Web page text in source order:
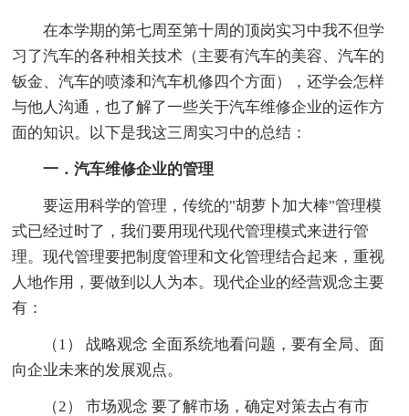
在本学期的第七周至第十周的顶岗实习中我不但学
习了汽车的各种相关技术（主要有汽车的美容、汽车的
钣金、汽车的喷漆和汽车机修四个方面），还学会怎样
与他人沟通，也了解了一些关于汽车维修企业的运作方
面的知识。以下是我这三周实习中的总结：
一．汽车维修企业的管理
要运用科学的管理，传统的"胡萝卜加大棒"管理模
式已经过时了，我们要用现代现代管理模式来进行管
理。现代管理要把制度管理和文化管理结合起来，重视
人地作用，要做到以人为本。现代企业的经营观念主要
有：
（1） 战略观念 全面系统地看问题，要有全局、面
向企业未来的发展观点。
（2） 市场观念 要了解市场，确定对策去占有市